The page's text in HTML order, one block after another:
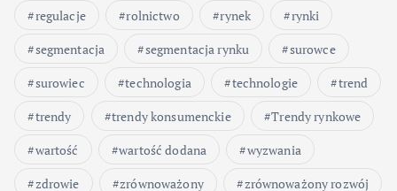
regulacje
rolnictwo rynek
rynki
segmentacja
segmentacja rynku
surowce
surowiec
technologia technologie
trend
trendy
trendy konsumenckie
Trendy rynkowe
wartość
wartość dodana
wyzwania
zdrowie
zrównoważony
zrównoważony rozwój